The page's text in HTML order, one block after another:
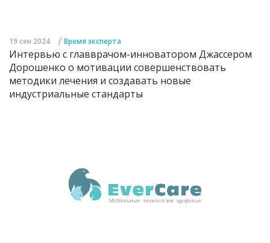
19 сен 2024 / Время эксперта
Интервью с главврачом-инноватором Джассером
Дорошенко о мотивации совершенствовать
методики лечения и создавать новые
индустриальные стандарты